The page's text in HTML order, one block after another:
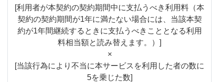
[利用者が本契約の契約期間中に支払うべき利用料（本
契約の契約期間が1年に満たない場合には、当該本契
約が1年間継続するときに支払うべきこととなる利用
料相当額と読み替えます。）]
×
[当該行為により不当に本サービスを利用した者の数に
5を乗じた数]